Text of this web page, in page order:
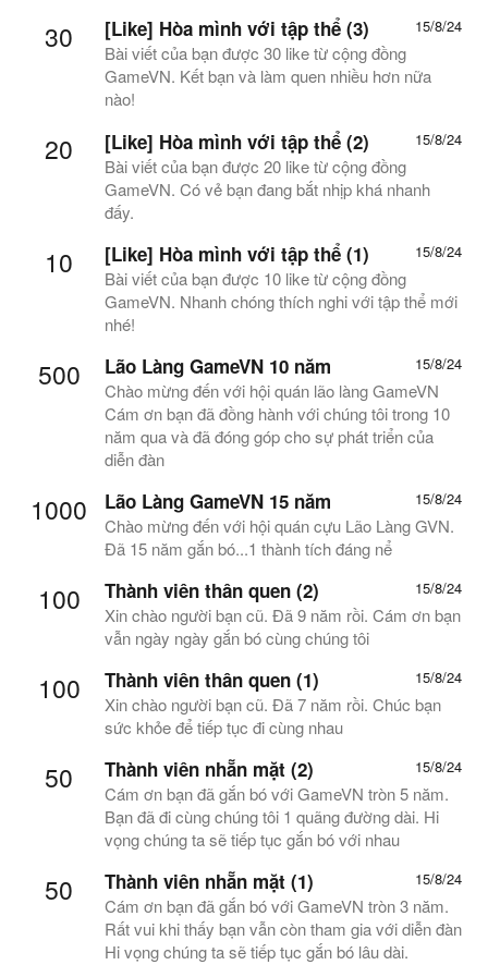
30 15/8/24
[Like] Hòa mình với tập thể (3)
Bài viết của bạn được 30 like từ cộng đồng
GameVN. Kết bạn và làm quen nhiều hơn nữa
nào!
20 15/8/24
[Like] Hòa mình với tập thể (2)
Bài viết của bạn được 20 like từ cộng đồng
GameVN. Có vẻ bạn đang bắt nhịp khá nhanh
đấy.
10 15/8/24
[Like] Hòa mình với tập thể (1)
Bài viết của bạn được 10 like từ cộng đồng
GameVN. Nhanh chóng thích nghi với tập thể mới
nhé!
500 15/8/24
Lão Làng GameVN 10 năm
Chào mừng đến với hội quán lão làng GameVN
Cám ơn bạn đã đồng hành với chúng tôi trong 10
năm qua và đã đóng góp cho sự phát triển của
diễn đàn
1000 15/8/24
Lão Làng GameVN 15 năm
Chào mừng đến với hội quán cựu Lão Làng GVN.
Đã 15 năm gắn bó...1 thành tích đáng nể
100 15/8/24
Thành viên thân quen (2)
Xin chào người bạn cũ. Đã 9 năm rồi. Cám ơn bạn
vẫn ngày ngày gắn bó cùng chúng tôi
100 15/8/24
Thành viên thân quen (1)
Xin chào người bạn cũ. Đã 7 năm rồi. Chúc bạn
sức khỏe để tiếp tục đi cùng nhau
50 15/8/24
Thành viên nhẵn mặt (2)
Cám ơn bạn đã gắn bó với GameVN tròn 5 năm.
Bạn đã đi cùng chúng tôi 1 quãng đường dài. Hi
vọng chúng ta sẽ tiếp tục gắn bó với nhau
50 15/8/24
Thành viên nhẵn mặt (1)
Cám ơn bạn đã gắn bó với GameVN tròn 3 năm.
Rất vui khi thấy bạn vẫn còn tham gia với diễn đàn
Hi vọng chúng ta sẽ tiếp tục gắn bó lâu dài.